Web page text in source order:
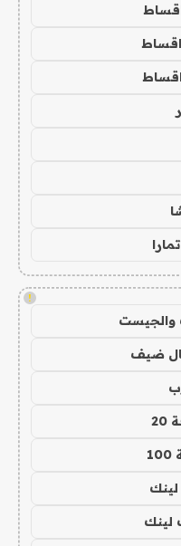
اقساط
اقساط
!
والجيست
لينك
لينك